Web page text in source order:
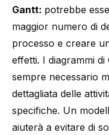
Gantt: potrebbe
maggior numero di
processo e creare
effetti. I diagrammi
sempre necessario
dettagliata delle
specifiche. Un
aiuterà a evitare di